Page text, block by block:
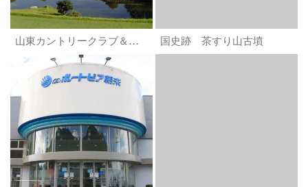
山東カントリークラブ＆リゾート 国史跡 茶すり山古墳